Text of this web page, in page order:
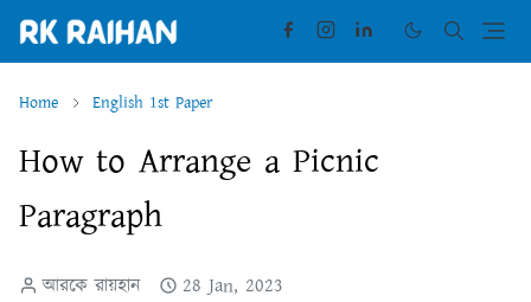
Home English 1st Paper
How to Arrange a Picnic
Paragraph
আরকে রায়হান 28 Jan, 2023